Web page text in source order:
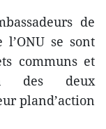
de
l’ONU se sont
communs et
des deux
pland’action